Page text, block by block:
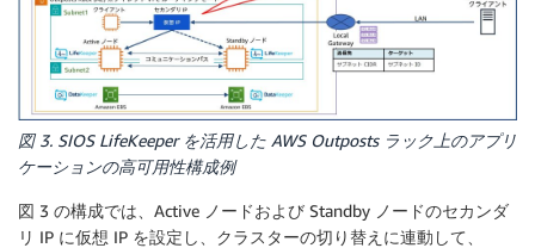
図 3. SIOS LifeKeeper を活用した AWS Outposts ラック上のアプリ
ケーションの高可用性構成例
図 3 の構成では、Active ノードおよび Standby ノードのセカンダ
リ IP に仮想 IP を設定し、クラスターの切り替えに連動して、